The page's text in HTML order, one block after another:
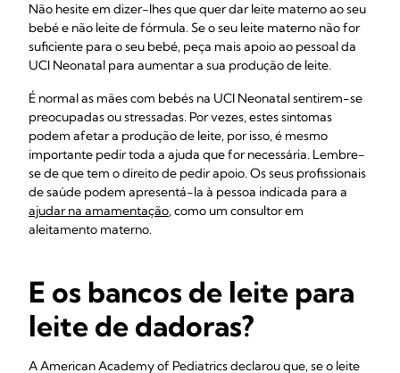
Não hesite em dizer-lhes que quer dar leite materno ao seu
bebé e não leite de fórmula. Se o seu leite materno não for
suficiente para o seu bebé, peça mais apoio ao pessoal da
UCI Neonatal para aumentar a sua produção de leite.
É normal as mães com bebés na UCI Neonatal sentirem-se
preocupadas ou stressadas. Por vezes, estes sintomas
podem afetar a produção de leite, por isso, é mesmo
importante pedir toda a ajuda que for necessária. Lembre-
se de que tem o direito de pedir apoio. Os seus profissionais
de saúde podem apresentá-la à pessoa indicada para a
ajudar na amamentação, como um consultor em
aleitamento materno.
E os bancos de leite para
leite de dadoras?
A American Academy of Pediatrics declarou que, se o leite